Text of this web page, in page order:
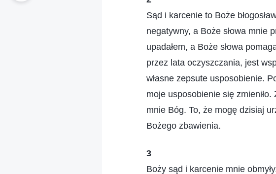
Sąd i karcenie to Boże
negatywny, a Boże słowa mnie
upadałem, a Boże słowa
przez lata oczyszczania, jest
własne zepsute usposobienie.
moje usposobienie się zmieniło.
mnie Bóg. To, że mogę dzisiaj
Bożego zbawienia.
3
Boży sąd i karcenie mnie